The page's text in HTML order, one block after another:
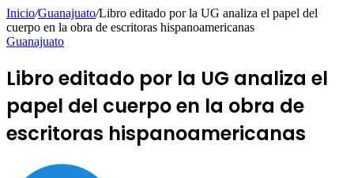
Inicio/Guanajuato/Libro editado por la UG analiza el papel del
cuerpo en la obra de escritoras hispanoamericanas
Guanajuato
Libro editado por la UG analiza el
papel del cuerpo en la obra de
escritoras hispanoamericanas